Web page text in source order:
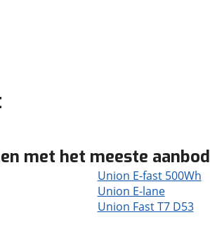
met het meeste aanbod
Union E-fast 500Wh
Union E-lane
Union Fast T7 D53